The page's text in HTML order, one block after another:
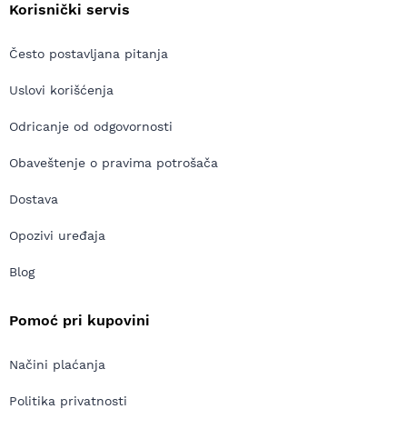
Korisnički servis
Često postavljana pitanja
Uslovi korišćenja
Odricanje od odgovornosti
Obaveštenje o pravima potrošača
Dostava
Opozivi uređaja
Blog
Pomoć pri kupovini
Načini plaćanja
Politika privatnosti